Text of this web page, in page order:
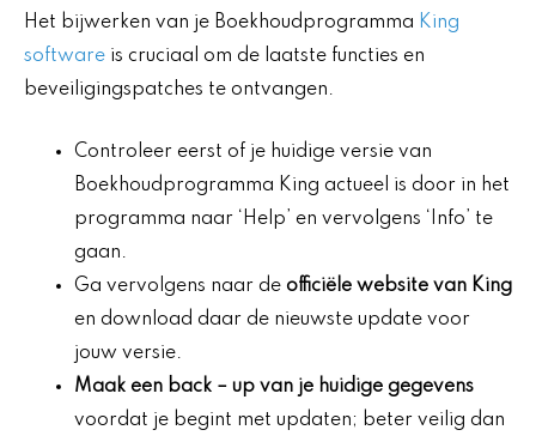
Het bijwerken van je Boekhoudprogramma King
software is cruciaal om de laatste functies en
beveiligingspatches te ontvangen.
Controleer eerst of je huidige versie van
Boekhoudprogramma King actueel is door in het
programma naar ‘Help’ en vervolgens ‘Info’ te
gaan.
Ga vervolgens naar de officiële website van King
en download daar de nieuwste update voor
jouw versie.
Maak een back – up van je huidige gegevens
voordat je begint met updaten; beter veilig dan